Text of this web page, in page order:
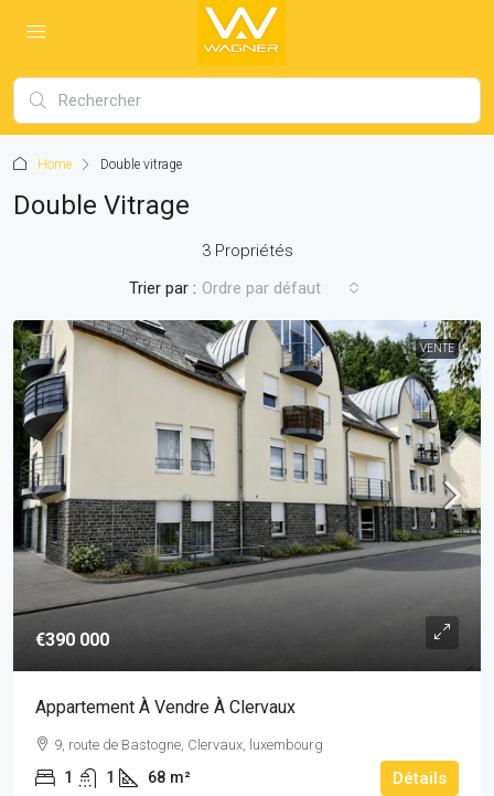
Home Double vitrage
Double Vitrage
3 Propriétés
Trier par : Ordre par défaut
VENTE
€390 000
Appartement À Vendre À Clervaux
9, route de Bastogne, Clervaux, luxembourg
1 1 68 m² Détails